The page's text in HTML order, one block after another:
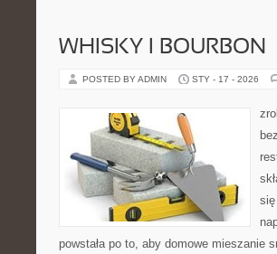
WHISKY I BOURBON
POSTED BY ADMIN STY - 17 - 2026
powstała po to, aby domowe mieszanie